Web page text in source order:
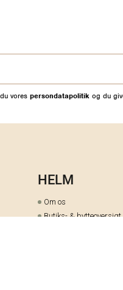
vores persondatapolitik og du
HELM
Om os
Butiks- & bytteoversigt